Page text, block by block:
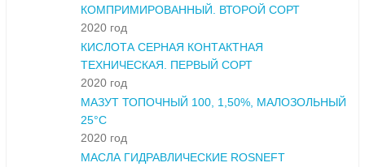
КОМПРИМИРОВАННЫЙ. ВТОРОЙ СОРТ
2020 год
КИСЛОТА СЕРНАЯ КОНТАКТНАЯ
ТЕХНИЧЕСКАЯ. ПЕРВЫЙ СОРТ
2020 год
МАЗУТ ТОПОЧНЫЙ 100, 1,50%, МАЛОЗОЛЬНЫЙ
25°С
2020 год
МАСЛА ГИДРАВЛИЧЕСКИЕ ROSNEFT